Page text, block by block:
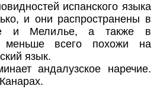
испанского языка
и они распространены в
и Мелилье, а также в
меньше всего похожи на
язык.
андалузское наречие.